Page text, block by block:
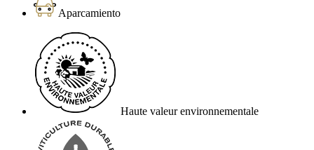
Aparcamiento
Haute valeur environnementale